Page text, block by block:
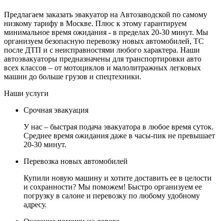
Предлагаем заказать эвакуатор на Автозаводской по самому
низкому тарифу в Москве. Плюс к этому гарантируем
минимальное время ожидания - в пределах 20-30 минут. Мы
организуем безопасную перевозку новых автомобилей, ТС
после ДТП и с неисправностями любого характера. Наши
автоэвакуаторы предназначены для транспортировки авто
всех классов – от мотоциклов и малолитражных легковых
машин до больше грузов и спецтехники.
Наши услуги
Срочная эвакуация
У нас – быстрая подача эвакуатора в любое время суток.
Среднее время ожидания даже в часы-пик не превышает
20-30 минут.
Перевозка новых автомобилей
Купили новую машину и хотите доставить ее в целости
и сохранности? Мы поможем! Быстро организуем ее
погрузку в салоне и перевозку по любому удобному
адресу.